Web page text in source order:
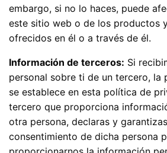
embargo, si no lo haces, puede
este sitio web o de los productos
ofrecidos en él o a través de él.
Información de terceros: Si
personal sobre ti de un tercero, la
se establece en esta política de
tercero que proporciona
otra persona, declaras y
consentimiento de dicha persona